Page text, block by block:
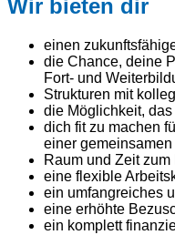
Wir bieten dir
einen
die Chance, deine
Fort- und
Strukturen mit
die Möglichkeit,
dich fit zu machen
einer
Raum und Zeit
eine flexible
ein umfangreiches
eine erhöhte
ein komplett